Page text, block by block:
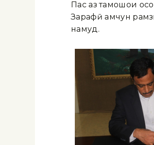
Пас аз тамошои
Зарафӣ ҳамчун
намуд.